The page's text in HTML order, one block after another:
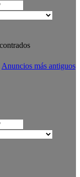
Anuncios más antiguos